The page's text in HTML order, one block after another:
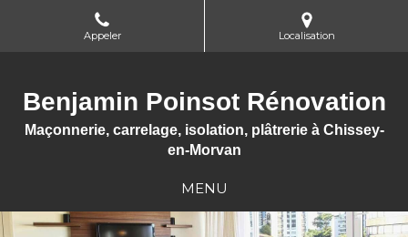
Appeler Localisation
Benjamin Poinsot Rénovation
Maçonnerie, carrelage, isolation, plâtrerie à Chissey-
en-Morvan
MENU